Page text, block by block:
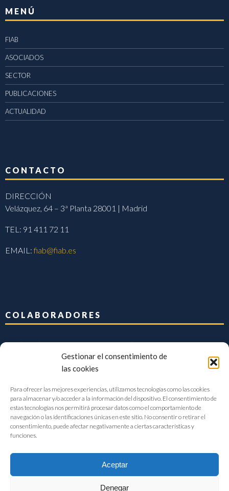
Gestionar el consentimiento de
las cookies
Para ofrecer las mejores experiencias, utilizamos tecnologías como las cookies
para almacenar y/o acceder a la información del dispositivo. El consentimiento de
estas tecnologías nos permitirá procesar datos como el comportamiento de
navegación o las identificaciones únicas en este sitio. No consentir o retirar el
consentimiento, puede afectar negativamente a ciertas características y
funciones.
Aceptar
Denegar
MENÚ
FIAB
ASOCIADOS
SECTOR
PUBLICACIONES
ACTUALIDAD
CONTACTO
DIRECCIÓN
Velázquez, 64 – 3ª Planta 28001 | Madrid
TEL: 91 411 72 11
EMAIL:fiab@fiab.es
COLABORADORES